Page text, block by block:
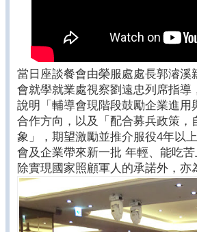
當日座談餐會由榮服處處長郭濬
會就學就業處視察劉遠忠列席指
說明「輔導會現階段鼓勵企業進
合作方向，以及「配合募兵政策
象」，期望激勵並推介服役4年以
會及企業帶來新一批 年輕、能吃
除實現國家照顧軍人的承諾外，亦